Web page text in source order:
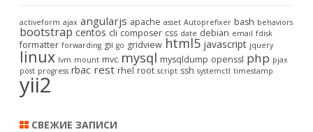
activeform ajax angularjs apache asset Autoprefixer bash behaviors
bootstrap centos cli composer css date debian email fdisk
formatter forwarding gii go gridview html5 javascript jquery
linux lvm mount mvc mysql mysqldump openssl php pjax
post progress rbac rest rhel root script ssh systemctl timestamp
yii2
СВЕЖИЕ ЗАПИСИ